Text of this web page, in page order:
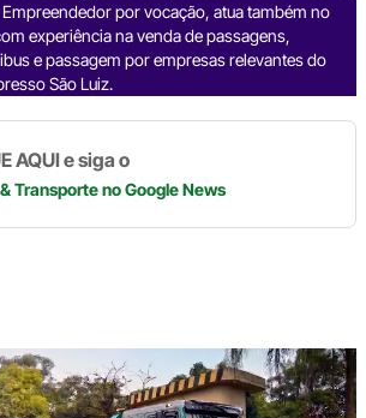
Empreendedor por vocação, atua também no
experiência na venda de passagens,
e passagem por empresas relevantes do
São Luiz.
AQUI e siga o
Transporteno Google News